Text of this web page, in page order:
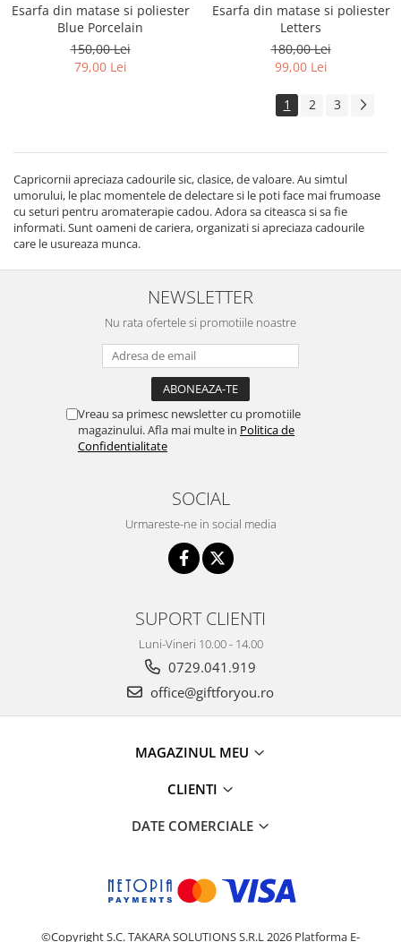
Esarfa din matase si poliester
Blue Porcelain
150,00 Lei
79,00 Lei
Esarfa din matase si poliester
Letters
180,00 Lei
99,00 Lei
1 2 3
Capricornii apreciaza cadourile sic, clasice, de valoare. Au simtul
umorului, le plac momentele de delectare si le poti face mai frumoase
cu seturi pentru aromaterapie cadou. Adora sa citeasca si sa fie
informati. Sunt oameni de cariera, organizati si apreciaza cadourile
care le usureaza munca.
NEWSLETTER
Nu rata ofertele si promotiile noastre
Vreau sa primesc newsletter cu promotiile
magazinului. Afla mai multe in Politica de
Confidentialitate
SOCIAL
Urmareste-ne in social media
SUPORT CLIENTI
Luni-Vineri 10.00 - 14.00
0729.041.919
office@giftforyou.ro
MAGAZINUL MEU
CLIENTI
DATE COMERCIALE
©Copyright S.C. TAKARA SOLUTIONS S.R.L 2026 Platforma E-